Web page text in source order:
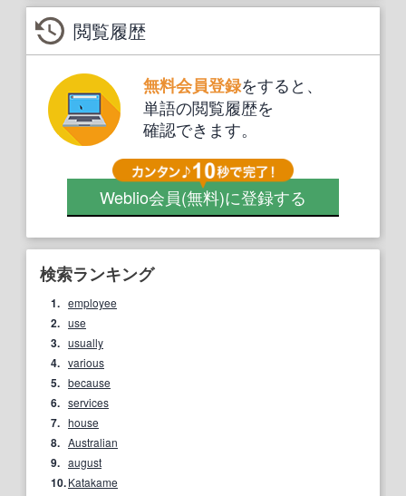
閲覧履歴
無料会員登録をすると、
単語の閲覧履歴を
確認できます。
Weblio会員(無料)に登録する
検索ランキング
1. employee
2. use
3. usually
4. various
5. because
6. services
7. house
8. Australian
9. august
10.Katakame